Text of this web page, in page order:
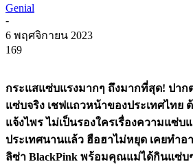
Genial
-
6 พฤศจิกายน 2023
169
กระแสแซ่บแรงมากๆ ถึงมากที่สุด! ปา
แซ่บจริง เชฟแถวหน้าของประเทศไทย
แจ้งไพร ไม่เป็นรองใครเรื่องความแซ่บ
ประเทศนานแล้ว ฮือฮาไม่หยุด เคยทำอ
ลิซ่า BlackPink พร้อมคุณแม่ได้กินแซ่บ